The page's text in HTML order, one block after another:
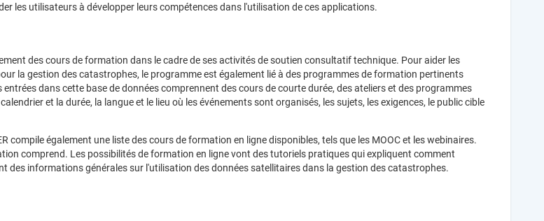
les utilisateurs à développer leurs compétences dans l'utilisation de ces applications.
des cours de formation dans le cadre de ses activités de soutien consultatif technique. Pour aider les
la gestion des catastrophes, le programme est également lié à des programmes de formation pertinents
dans cette base de données comprennent des cours de courte durée, des ateliers et des programmes
et la durée, la langue et le lieu où les événements sont organisés, les sujets, les exigences, le public cible
compile également une liste des cours de formation en ligne disponibles, tels que les MOOC et les webinaires.
comprend. Les possibilités de formation en ligne vont des tutoriels pratiques qui expliquent comment
informations générales sur l'utilisation des données satellitaires dans la gestion des catastrophes.